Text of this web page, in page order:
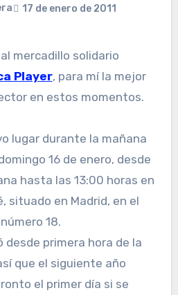
17 de enero de 2011
Player, para mí la mejor
en estos momentos.
lugar durante la mañana
16 de enero, desde
hasta las 13:00 horas en
situado en Madrid, en el
18.
desde primera hora de la
que el siguiente año
el primer día si se